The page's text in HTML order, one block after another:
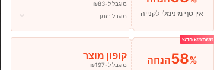
אין סף מינימלי לקנייה
מוגבל ל-₪83
מוגבל בזמן
משתמש חדש
58%הנחה קופון מוצר
מוגבל ל-₪197